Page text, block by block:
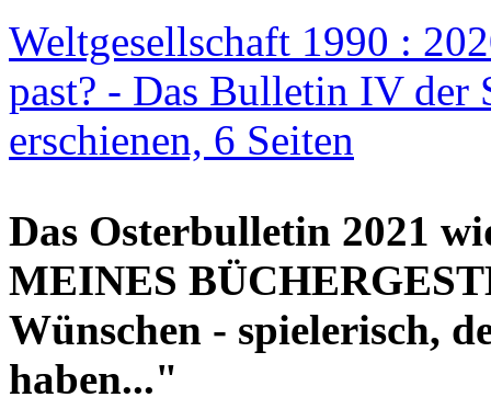
Weltgesellschaft 1990 :
past? - Das Bulletin IV der
erschienen, 6 Seiten
Das Osterbulletin 2021
MEINES
Wünschen - spielerisch,
haben..."